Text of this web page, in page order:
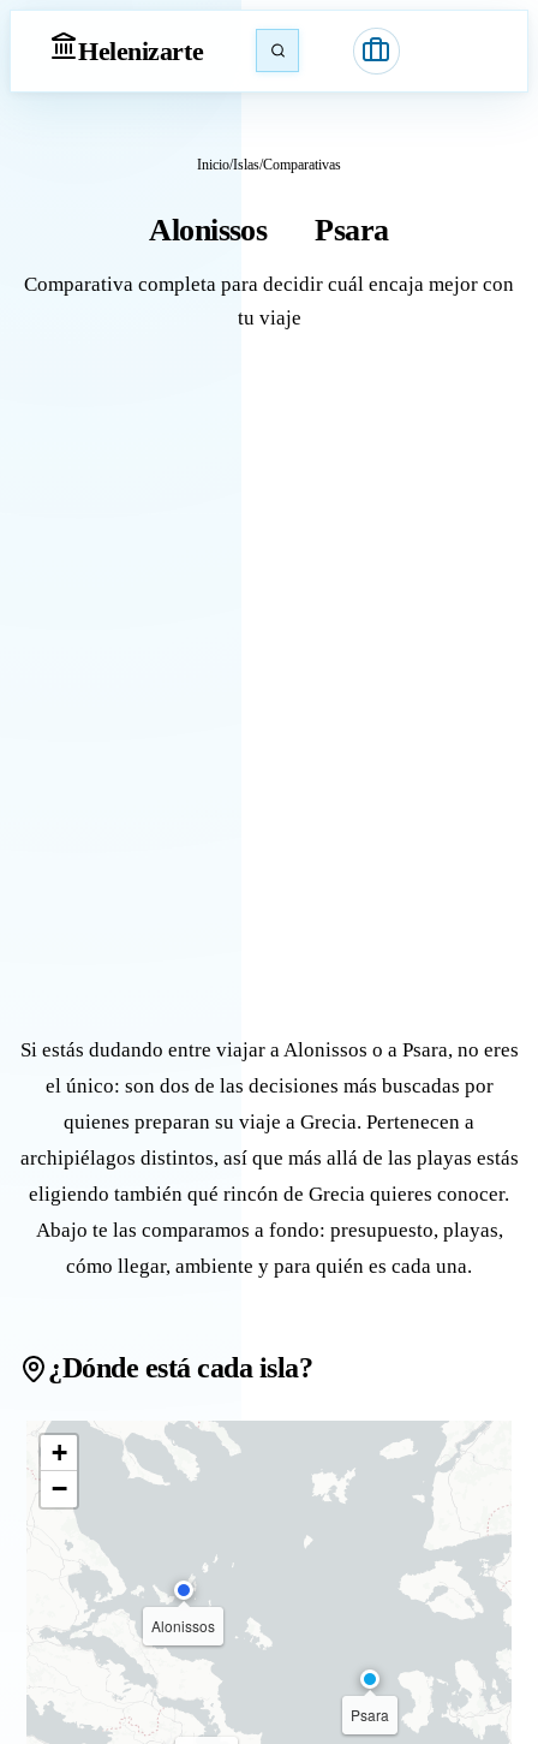
Helenizarte
Inicio/Islas/Comparativas
Alonissos Psara
Comparativa completa para decidir cuál encaja mejor con
tu viaje
Si estás dudando entre viajar a Alonissos o a Psara, no eres
el único: son dos de las decisiones más buscadas por
quienes preparan su viaje a Grecia. Pertenecen a
archipiélagos distintos, así que más allá de las playas estás
eligiendo también qué rincón de Grecia quieres conocer.
Abajo te las comparamos a fondo: presupuesto, playas,
cómo llegar, ambiente y para quién es cada una.
¿Dónde está cada isla?
Alonissos
Psara
+
−